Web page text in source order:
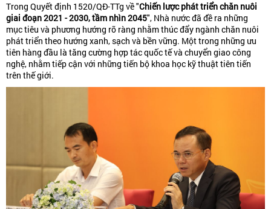
Trong Quyết định 1520/QĐ-TTg về "Chiến lược phát triển chăn nuôi
giai đoạn 2021 - 2030, tầm nhìn 2045", Nhà nước đã đề ra những
mục tiêu và phương hướng rõ ràng nhằm thúc đẩy ngành chăn nuôi
phát triển theo hướng xanh, sạch và bền vững. Một trong những ưu
tiên hàng đầu là tăng cường hợp tác quốc tế và chuyển giao công
nghệ, nhằm tiếp cận với những tiến bộ khoa học kỹ thuật tiên tiến
trên thế giới.